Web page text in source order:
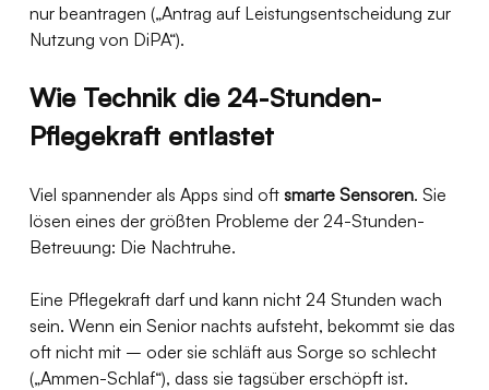
nur beantragen („Antrag auf Leistungsentscheidung zur
Nutzung von DiPA“).
Wie Technik die 24-Stunden-
Pflegekraft entlastet
Viel spannender als Apps sind oft smarte Sensoren. Sie
lösen eines der größten Probleme der 24-Stunden-
Betreuung: Die Nachtruhe.
Eine Pflegekraft darf und kann nicht 24 Stunden wach
sein. Wenn ein Senior nachts aufsteht, bekommt sie das
oft nicht mit – oder sie schläft aus Sorge so schlecht
(„Ammen-Schlaf“), dass sie tagsüber erschöpft ist.